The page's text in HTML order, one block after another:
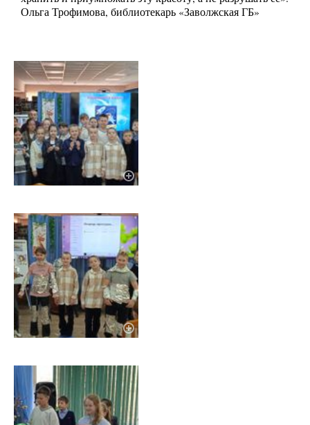
Ольга Трофимова, библиотекарь «Заволжская ГБ»